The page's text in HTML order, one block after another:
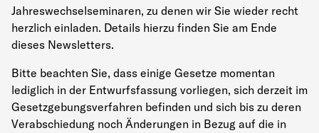
Jahreswechselseminaren, zu denen wir Sie wieder recht
herzlich einladen. Details hierzu finden Sie am Ende
dieses Newsletters.
Bitte beachten Sie, dass einige Gesetze momentan
lediglich in der Entwurfsfassung vorliegen, sich derzeit im
Gesetzgebungsverfahren befinden und sich bis zu deren
Verabschiedung noch Änderungen in Bezug auf die in